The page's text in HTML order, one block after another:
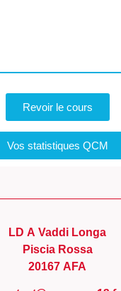
Revoir le cours
Vos statistiques QCM
LD A Vaddi Longa
Piscia Rossa
20167 AFA